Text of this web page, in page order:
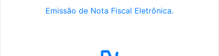
Emissão de Nota Fiscal Eletrônica.